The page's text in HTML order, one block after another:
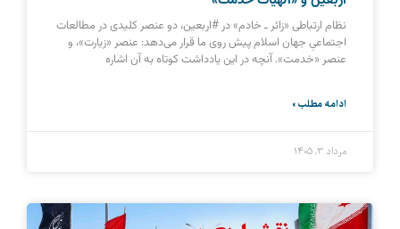
نظام ارتباطی «زائر ـ خادم» در #اربعین، دو عنصر کلیدی در مطالعات
اجتماعیِ جهان اسلام پیش روی ما قرار می‌دهد: عنصر «زیارت»، و
عنصر «خدمت». آنچه در این یادداشت کوتاه به آن اشاره
ادامه مطلب »
مرداد ۳, ۱۴۰۵